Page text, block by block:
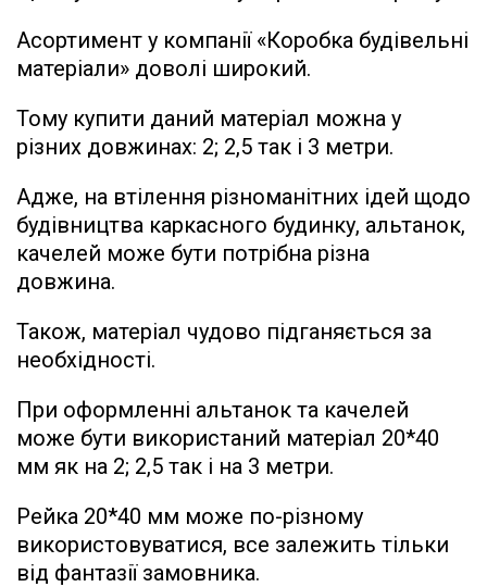
Асортимент у компанії «Коробка будівельні
матеріали» доволі широкий.
Тому купити даний матеріал можна у
різних довжинах: 2; 2,5 так і 3 метри.
Адже, на втілення різноманітних ідей щодо
будівництва каркасного будинку, альтанок,
качелей може бути потрібна різна
довжина.
Також, матеріал чудово підганяється за
необхідності.
При оформленні альтанок та качелей
може бути використаний матеріал 20*40
мм як на 2; 2,5 так і на 3 метри.
Рейка 20*40 мм може по-різному
використовуватися, все залежить тільки
від фантазії замовника.